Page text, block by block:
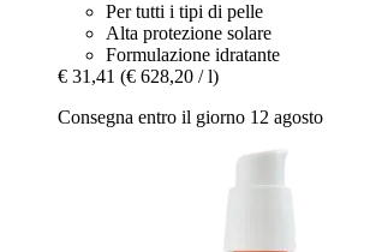
Per tutti i tipi di pelle
Alta protezione solare
Formulazione idratante
€ 31,41 (€ 628,20 / l)
Consegna entro il giorno 12 agosto